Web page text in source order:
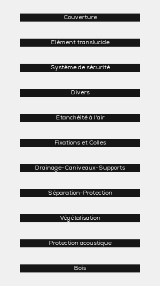
Couverture
Elément translucide
Système de sécurité
Divers
Etanchéité à l'air
Fixations et Colles
Drainage-Caniveaux-Supports
Séparation-Protection
Végétalisation
Protection acoustique
Bois